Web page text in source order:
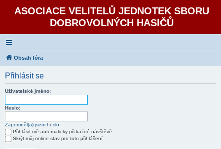
ASOCIACE VELITELŮ JEDNOTEK SBORU
DOBROVOLNÝCH HASIČŮ
Obsah fóra
Přihlásit se
Uživatelské jméno:
Heslo:
Zapomněl(a) jsem heslo
Přihlásit mě automaticky při každé návštěvě
Skrýt můj online stav pro toto přihlášení